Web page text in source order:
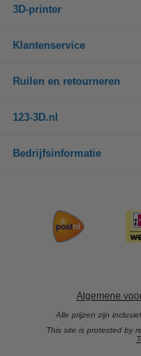
3D-printer
Klantenservice
Ruilen en retourneren
123-3D.nl
Bedrijfsinformatie
Algemene
Alle prijzen zijn
This site is protected by